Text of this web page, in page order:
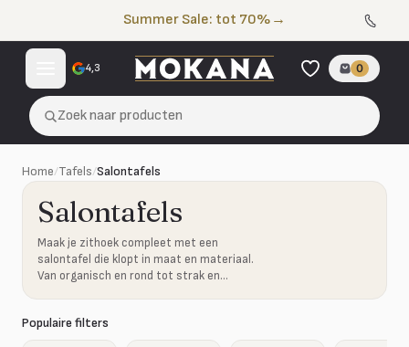
Summer Sale: tot 70% →
4,3 0
Zoek naar producten
Home/Tafels/Salontafels
Salontafels
Maak je zithoek compleet met een
salontafel die klopt in maat en materiaal.
Van organisch en rond tot strak en
Populaire filters